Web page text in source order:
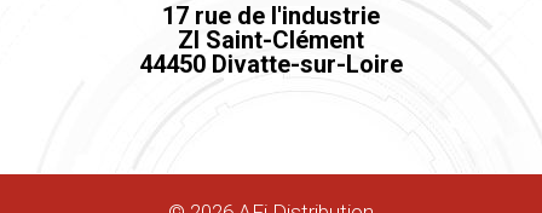
17 rue de l'industrie
ZI Saint-Clément
44450 Divatte-sur-Loire